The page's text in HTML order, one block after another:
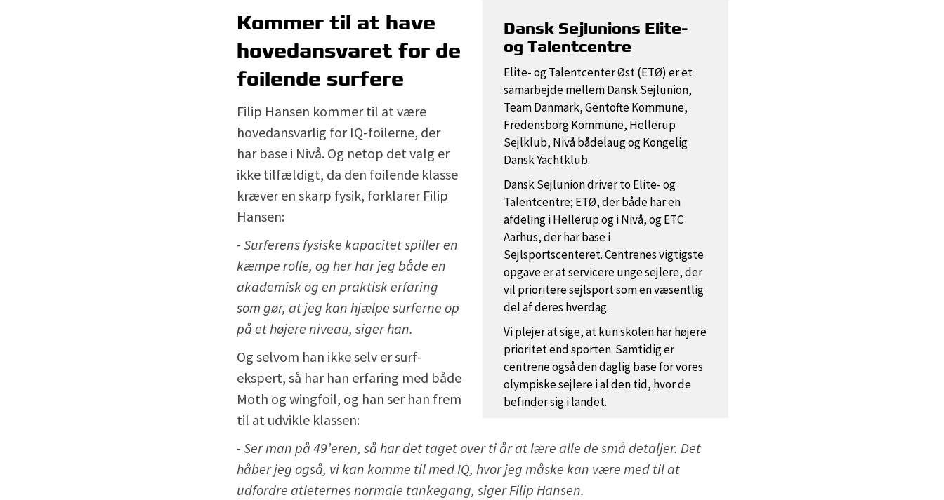
Dansk Sejlunions Elite-
og Talentcentre
Elite- og Talentcenter Øst (ETØ) er et
samarbejde mellem Dansk Sejlunion,
Team Danmark, Gentofte Kommune,
Fredensborg Kommune, Hellerup
Sejlklub, Nivå bådelaug og Kongelig
Dansk Yachtklub.
Dansk Sejlunion driver to Elite- og
Talentcentre; ETØ, der både har en
afdeling i Hellerup og i Nivå, og ETC
Aarhus, der har base i
Sejlsportscenteret. Centrenes vigtigste
opgave er at servicere unge sejlere, der
vil prioritere sejlsport som en væsentlig
del af deres hverdag.
Vi plejer at sige, at kun skolen har højere
prioritet end sporten. Samtidig er
centrene også den daglig base for vores
olympiske sejlere i al den tid, hvor de
befinder sig i landet.
Kommer til at have
hovedansvaret for de
foilende surfere
Filip Hansen kommer til at være
hovedansvarlig for IQ-foilerne, der
har base i Nivå. Og netop det valg er
ikke tilfældigt, da den foilende klasse
kræver en skarp fysik, forklarer Filip
Hansen:
- Surferens fysiske kapacitet spiller en
kæmpe rolle, og her har jeg både en
akademisk og en praktisk erfaring
som gør, at jeg kan hjælpe surferne op
på et højere niveau, siger han.
Og selvom han ikke selv er surf-
ekspert, så har han erfaring med både
Moth og wingfoil, og han ser han frem
til at udvikle klassen:
- Ser man på 49’eren, så har det taget over ti år at lære alle de små detaljer. Det
håber jeg også, vi kan komme til med IQ, hvor jeg måske kan være med til at
udfordre atleternes normale tankegang, siger Filip Hansen.